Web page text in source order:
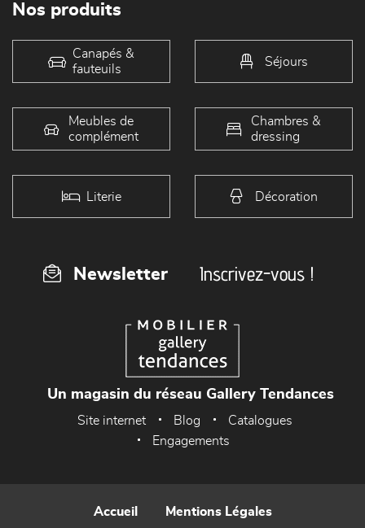
Nos produits
Canapés &
fauteuils
Séjours
Meubles de
complément
Chambres &
dressing
Literie Décoration
Newsletter Inscrivez-vous !
Un magasin du réseau Gallery Tendances
Site internet Blog
Catalogues
Engagements
Accueil Mentions Légales